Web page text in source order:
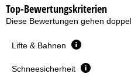
Top-Bewertungskriterien
Diese Bewertungen gehen
Lifte & Bahnen
Schneesicherheit